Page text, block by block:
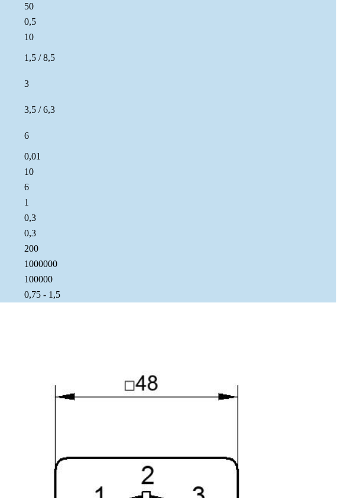
50
0,5
10
1,5 / 8,5
3
3,5 / 6,3
6
0,01
10
6
1
0,3
0,3
200
1000000
100000
0,75 - 1,5